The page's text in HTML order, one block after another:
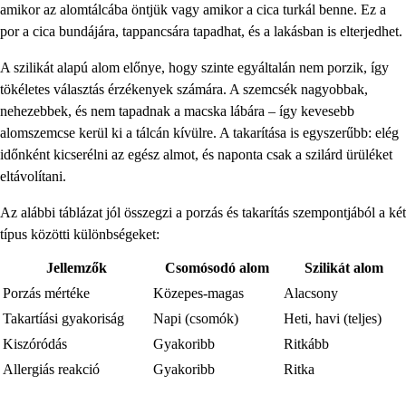
amikor az alomtálcába öntjük vagy amikor a cica turkál benne. Ez a
por a cica bundájára, tappancsára tapadhat, és a lakásban is elterjedhet.
A szilikát alapú alom előnye, hogy szinte egyáltalán nem porzik, így
tökéletes választás érzékenyek számára. A szemcsék nagyobbak,
nehezebbek, és nem tapadnak a macska lábára – így kevesebb
alomszemcse kerül ki a tálcán kívülre. A takarítása is egyszerűbb: elég
időnként kicserélni az egész almot, és naponta csak a szilárd ürüléket
eltávolítani.
Az alábbi táblázat jól összegzi a porzás és takarítás szempontjából a két
típus közötti különbségeket:
Jellemzők Csomósodó alom
Szilikát alom
Porzás mértéke
Közepes-magas
Alacsony
Takartíási gyakoriság
Napi (csomók)
Heti, havi (teljes)
Kiszóródás
Gyakoribb
Ritkább
Allergiás reakció
Gyakoribb Ritka